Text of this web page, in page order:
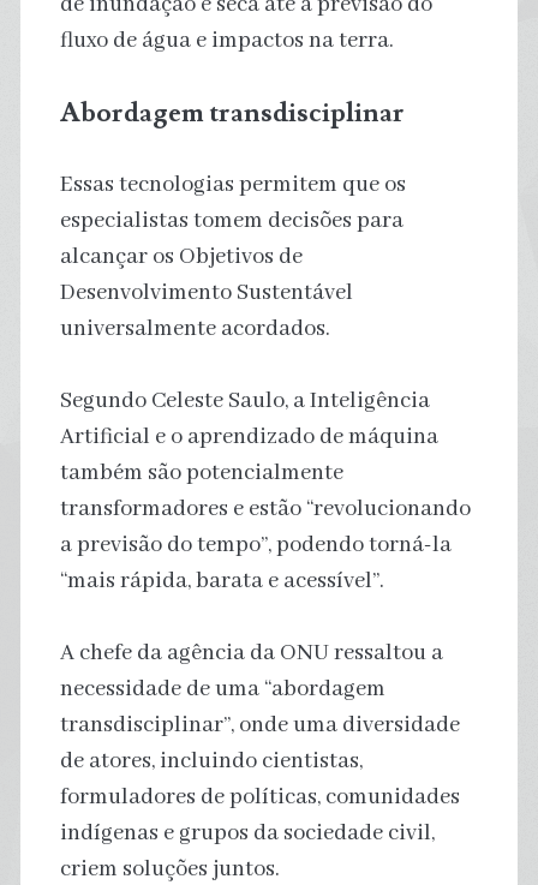
fluxo de água e impactos na terra.
Abordagem transdisciplinar
Essas tecnologias permitem que os
especialistas tomem decisões para
alcançar os Objetivos de
Desenvolvimento Sustentável
universalmente acordados.
Segundo Celeste Saulo, a Inteligência
Artificial e o aprendizado de máquina
também são potencialmente
transformadores e estão “revolucionando
a previsão do tempo”, podendo torná-la
“mais rápida, barata e acessível”.
A chefe da agência da ONU ressaltou a
necessidade de uma “abordagem
transdisciplinar”, onde uma diversidade
de atores, incluindo cientistas,
formuladores de políticas, comunidades
indígenas e grupos da sociedade civil,
criem soluções juntos.